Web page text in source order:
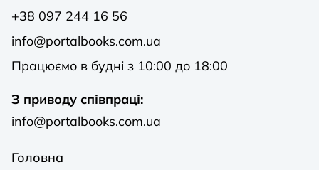
+38 097 244 16 56
info@portalbooks.com.ua
Працюємо в будні з 10:00 до 18:00
З приводу співпраці:
info@portalbooks.com.ua
Головна